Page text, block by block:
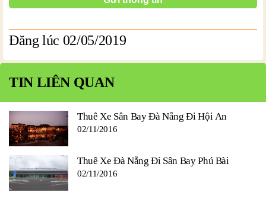
Đăng lúc 02/05/2019
TIN LIÊN QUAN
Thuê Xe Sân Bay Đà Nẵng Đi Hội An
02/11/2016
Thuê Xe Đà Nẵng Đi Sân Bay Phú Bài
02/11/2016